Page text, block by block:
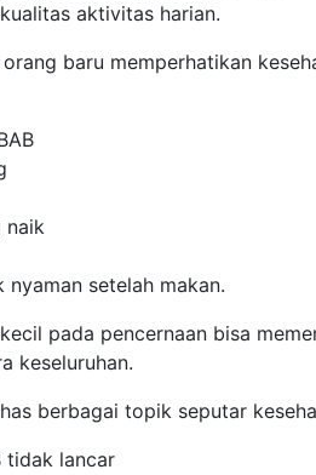
aktivitas harian.
baru memperhatikan
naik
nyaman setelah makan.
pada pencernaan bisa
keseluruhan.
berbagai topik seputar
tidak lancar